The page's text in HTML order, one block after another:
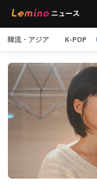
韓流・アジア K-POP